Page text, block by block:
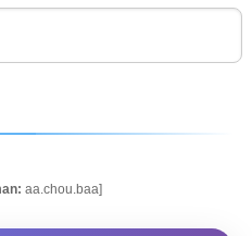
aa.chou.baa]